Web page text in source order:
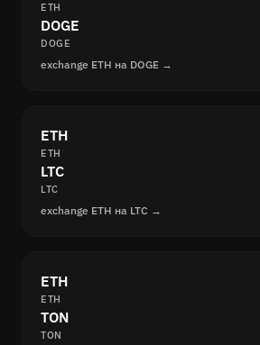
ETH
DOGE
DOGE
exchange ETH на DOGE →
ETH
ETH
LTC
LTC
exchange ETH на LTC →
ETH
ETH
TON
TON